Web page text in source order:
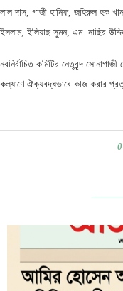
লাল দাস, গাজী হানিফ, জহিরুল হক
ইসলাম, ইলিয়াছ সুমন, এম. নাছির
নবনির্বাচিত কমিটির নেতৃবৃন্দ
কল্যাণে ঐক্যবদ্ধভাবে কাজ করার
0